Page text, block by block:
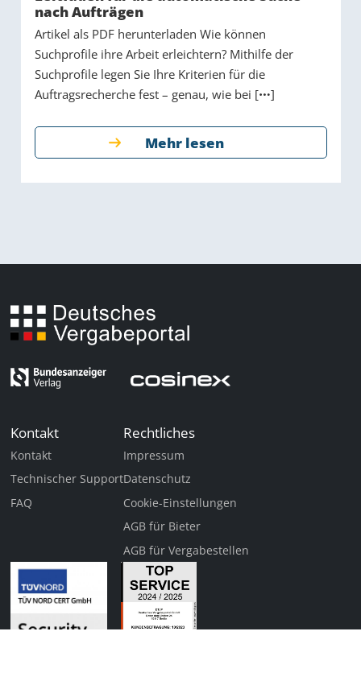
nach Aufträgen
Artikel als PDF herunterladen Wie können
Suchprofile ihre Arbeit erleichtern? Mithilfe der
Suchprofile legen Sie Ihre Kriterien für die
Auftragsrecherche fest – genau, wie bei [
]
Mehr lesen
Kontakt
Kontakt
Technischer Support
FAQ
Rechtliches
Impressum
Datenschutz
Cookie-Einstellungen
AGB für Bieter
AGB für Vergabestellen